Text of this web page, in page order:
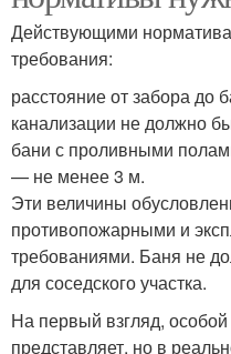
Действующими
требования:
расстояние от забора до
канализации не должно
бани с проливными
— не менее 3 м.
Эти величины
противопожарными и
требованиями. Баня не
для соседского участка.
На первый взгляд,
представляет, но в